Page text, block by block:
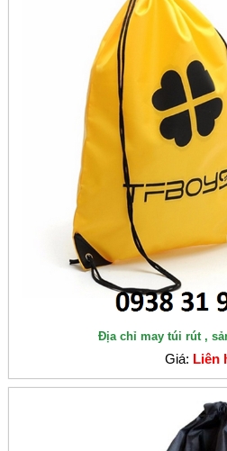
Địa chỉ may túi rút ,
Giá: Liên